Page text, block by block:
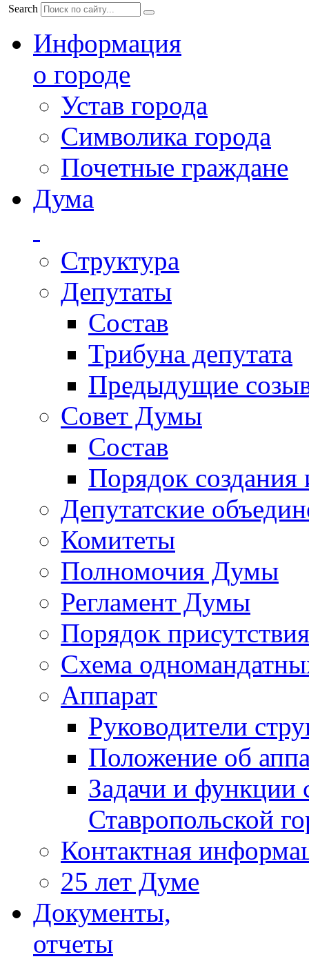
Search
Информация
о городе
Устав города
Символика города
Почетные граждане
Дума
Структура
Депутаты
Состав
Трибуна депутата
Предыдущие
Совет Думы
Состав
Порядок создания
Депутатские
Комитеты
Полномочия Думы
Регламент Думы
Порядок
Схема
Аппарат
Руководители
Положение об
Задачи и функции
Ставропольской
Контактная
25 лет Думе
Документы,
отчеты